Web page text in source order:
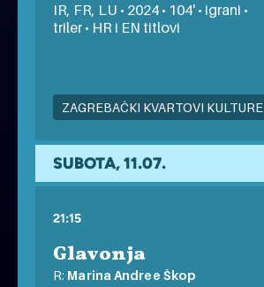
IR, FR, LU • 2024 • 104' • igrani •
triler • HR i EN titlovi
ZAGREBAČKI KVARTOVI KULTURE
besplatno na otvorenom
SUBOTA, 11.07.
21:15
Glavonja
R: Marina Andree Škop